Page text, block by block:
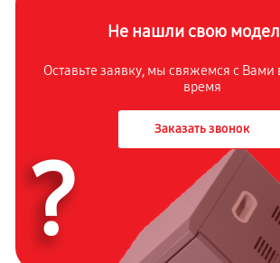
Не нашли свою
Оставьте заявку, мы свяжемся с
время
Заказать звонок
?